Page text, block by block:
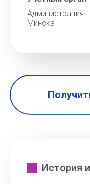
Минска
История